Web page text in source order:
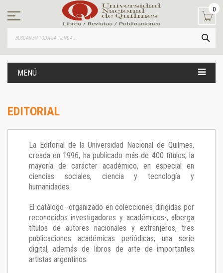
contenido
0
MENÚ
EDITORIAL
La Editorial de la Universidad Nacional de Quilmes,
creada en 1996, ha publicado más de 400 títulos, la
mayoría de carácter académico, en especial en
ciencias sociales, ciencia y tecnología y
humanidades.
El catálogo -organizado en colecciones dirigidas por
reconocidos investigadores y académicos-, alberga
títulos de autores nacionales y extranjeros, tres
publicaciones académicas periódicas, una serie
digital, además de libros de arte de importantes
artistas argentinos.